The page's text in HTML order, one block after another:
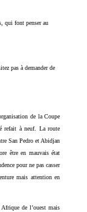
qui font penser au
pas à demander de
de la Coupe
refait à neuf. La route
San Pedro et Abidjan
être en mauvais état
pour ne pas casser
mais attention en
de l’ouest mais